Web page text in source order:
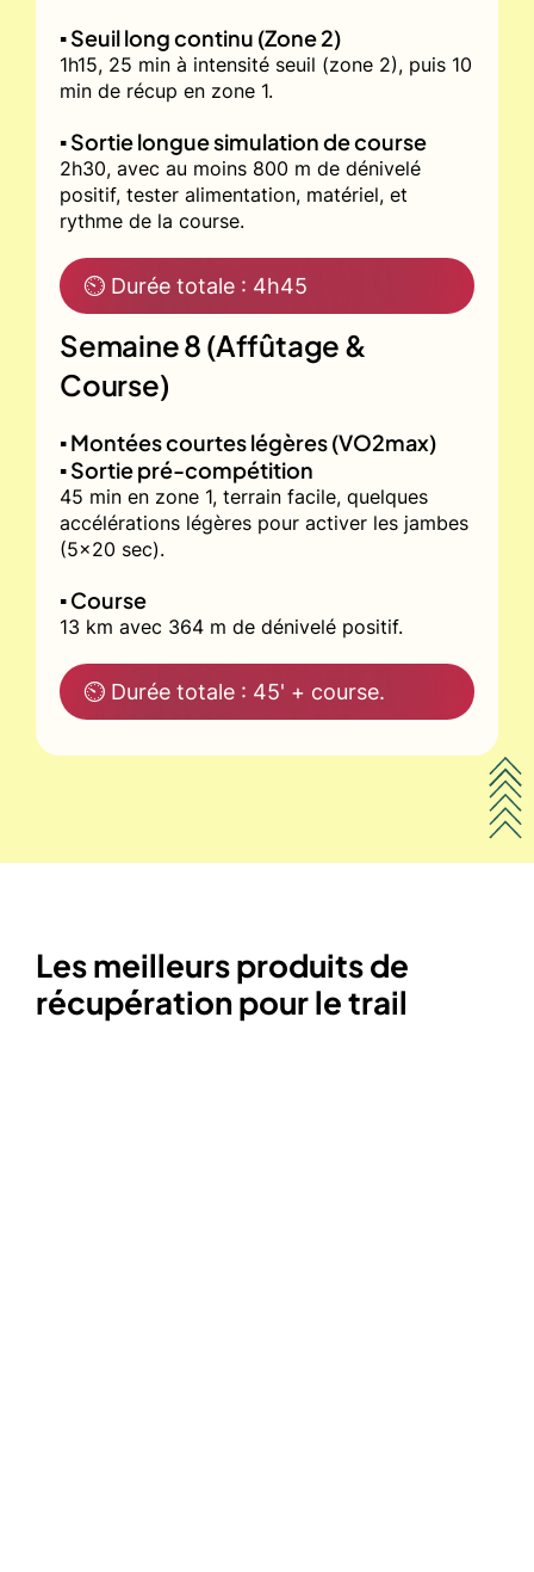
▪️ Seuil long continu (Zone 2)
1h15, 25 min à intensité seuil (zone 2), puis 10
min de récup en zone 1.
▪️ Sortie longue simulation de course
2h30, avec au moins 800 m de dénivelé
positif, tester alimentation, matériel, et
rythme de la course.
⏲ Durée totale : 4h45
Semaine 8 (Affûtage &
Course)
▪️ Montées courtes légères (VO2max)
▪️ Sortie pré-compétition
45 min en zone 1, terrain facile, quelques
accélérations légères pour activer les jambes
(5x20 sec).
▪️ Course
13 km avec 364 m de dénivelé positif.
⏲ Durée totale : 45' + course.
Les meilleurs produits de
récupération pour le trail